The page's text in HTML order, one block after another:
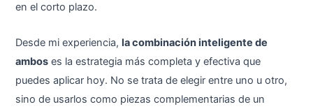
en el corto plazo.
Desde mi experiencia,la combinación inteligente de
ambos es la estrategia más completa y efectiva que
puedes aplicar hoy. No se trata de elegir entre uno u otro,
sino de usarlos como piezas complementarias de un